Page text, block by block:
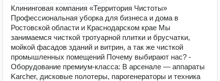
Клининговая компания «Территория Чистоты»
Профессиональная уборка для бизнеса и дома в
Ростовской области и Краснодарском крае Мы
занимаемся чисткой тротуарной плитки и брусчатки,
мойкой фасадов зданий и витрин, а так же чисткой
промышленных помещений Почему выбирают нас? -
Оборудование премиум-класса: В арсенале — аппараты
Karcher, дисковые полотеры, парогенераторы и техника